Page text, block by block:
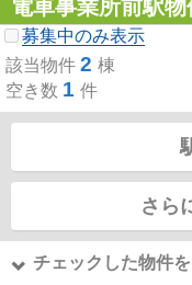
電車事業所前駅
募集中のみ表示
該当物件 2 棟
空き数 1 件
さら
チェックした物件